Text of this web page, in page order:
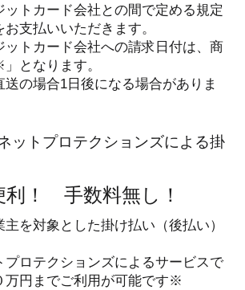
ットカード会社との間で定める規定
支払いいただきます。
ットカード会社への請求日付は、商
となります。
送の場合1日後になる場合がありま
ットプロテクションズによる掛
！ 手数料無し！
を対象とした掛け払い（後払い）
プロテクションズによるサービスで
万円までご利用が可能です※